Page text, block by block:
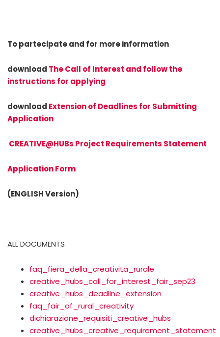
To partecipate and for more information
download The Call of Interest and follow the
instructions for applying
download Extension of Deadlines for Submitting
Application
CREATIVE@HUBs Project Requirements Statement
Application Form
(ENGLISH Version)
ALL DOCUMENTS
faq_fiera_della_creativita_rurale
creative_hubs_call_for_interest_fair_sep23
creative_hubs_deadline_extension
faq_fair_of_rural_creativity
dichiarazione_requisiti_creative_hubs
creative_hubs_creative_requirement_statement